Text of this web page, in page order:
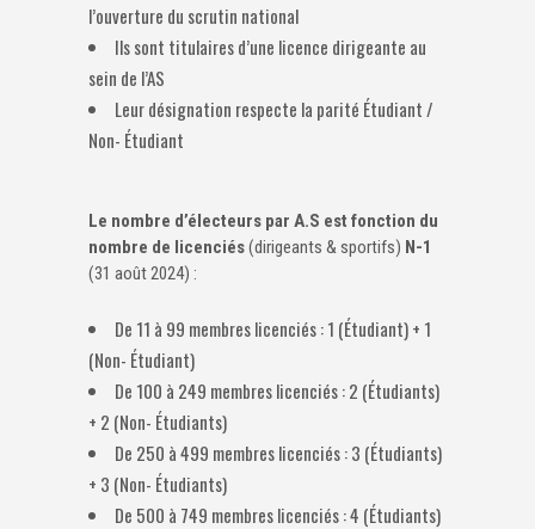
l’ouverture du scrutin national
Ils sont titulaires d’une licence dirigeante au
sein de l’AS
Leur désignation respecte la parité Étudiant /
Non- Étudiant
Le nombre d’électeurs par A.S est fonction du
nombre de licenciés(dirigeants & sportifs) N-1
(31 août 2024) :
De 11 à 99 membres licenciés : 1 (Étudiant) + 1
(Non- Étudiant)
De 100 à 249 membres licenciés : 2 (Étudiants)
+ 2 (Non- Étudiants)
De 250 à 499 membres licenciés : 3 (Étudiants)
+ 3 (Non- Étudiants)
De 500 à 749 membres licenciés : 4 (Étudiants)